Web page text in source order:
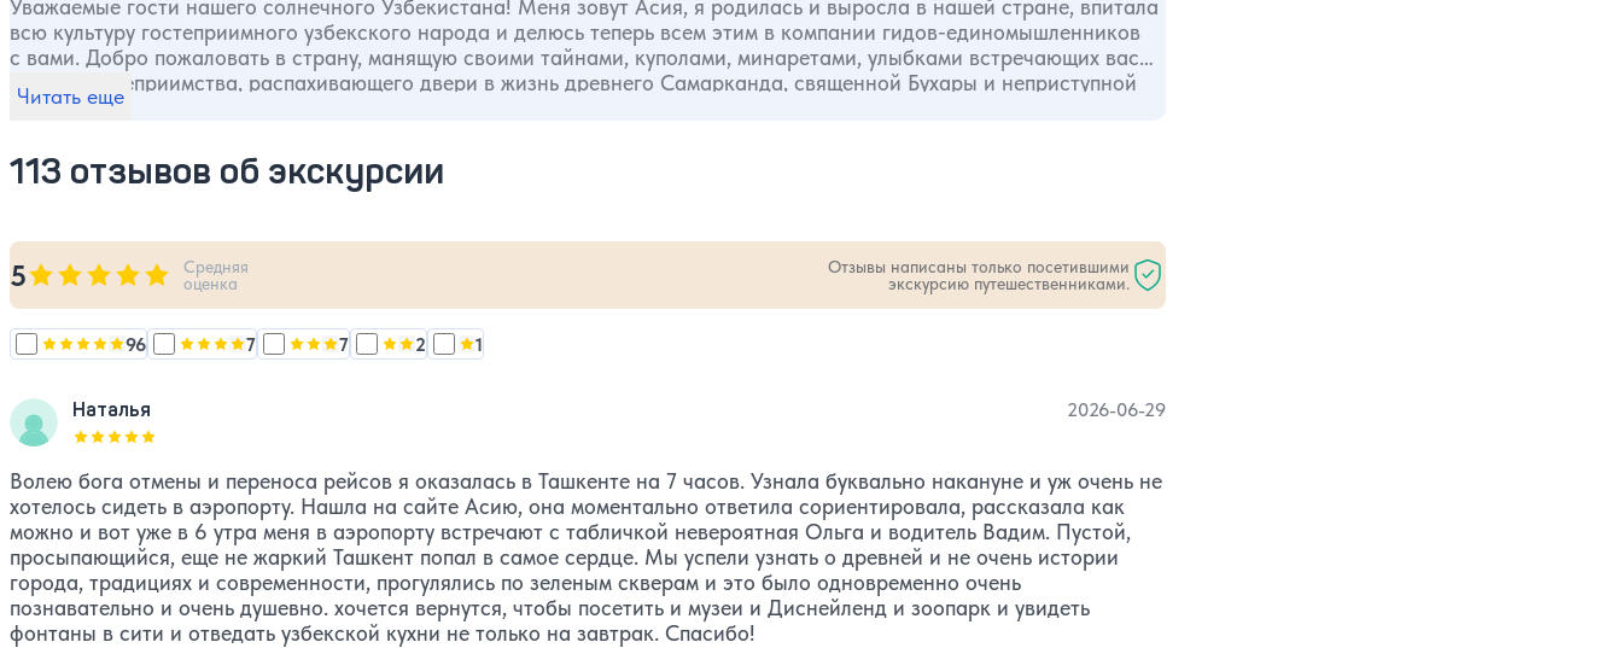
Уважаемые гости нашего солнечного Узбекистана! Меня зовут Асия, я родилась и выросла в нашей стране, впитала
всю культуру гостеприимного узбекского народа и делюсь теперь всем этим в компании гидов-единомышленников
с вами. Добро пожаловать в страну, манящую своими тайнами, куполами, минаретами, улыбками встречающих вас
людей; гостеприимства, распахивающего двери в жизнь древнего Самарканда, священной Бухары и неприступной
Хивы, ну и многоликого Ташкента. Мы ждем вас, чтобы погрузить в манящую историю этих прекрасных городов!
Читать еще
113 отзывов об экскурсии
5Оценка, количество звезд:
Средняя
оценка
Отзывы написаны только посетившими
экскурсию путешественниками.
Оценка, количество звезд: 5
96 Оценка, количество звезд:4
7 Оценка, количество звезд:
7 Оценка, количество звезд:
2 Оценка, количество звезд:
1
Наталья
Оценка, количество звезд:
2026-06-29
Волею бога отмены и переноса рейсов я оказалась в Ташкенте на 7 часов. Узнала буквально накануне и уж очень не
хотелось сидеть в аэропорту. Нашла на сайте Асию, она моментально ответила сориентировала, рассказала как
можно и вот уже в 6 утра меня в аэропорту встречают с табличкой невероятная Ольга и водитель Вадим. Пустой,
просыпающийся, еще не жаркий Ташкент попал в самое сердце. Мы успели узнать о древней и не очень истории
города, традициях и современности, прогулялись по зеленым скверам и это было одновременно очень
познавательно и очень душевно. хочется вернутся, чтобы посетить и музеи и Диснейленд и зоопарк и увидеть
фонтаны в сити и отведать узбекской кухни не только на завтрак. Спасибо!